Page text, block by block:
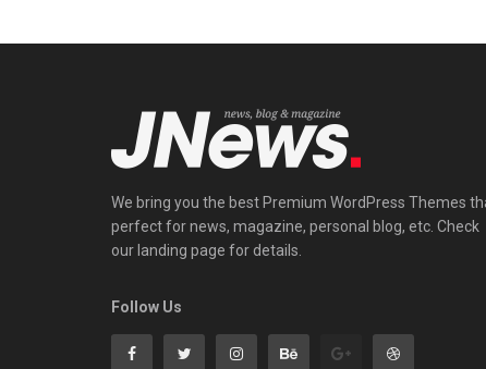
We bring you the best Premium WordPress Themes
perfect for news, magazine, personal blog, etc. Check
our landing page for details.
Follow Us